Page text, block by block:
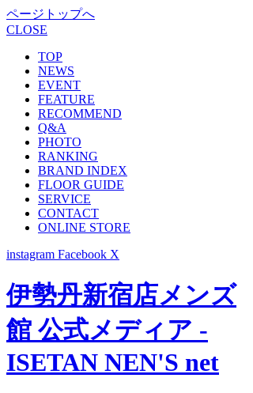
ページトップへ
CLOSE
TOP
NEWS
EVENT
FEATURE
RECOMMEND
Q&A
PHOTO
RANKING
BRAND INDEX
FLOOR GUIDE
SERVICE
CONTACT
ONLINE STORE
instagram Facebook X
伊勢丹新宿店メンズ
館 公式メディア -
ISETAN NEN'S net